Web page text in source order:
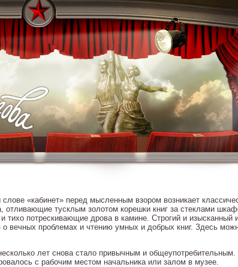
«кабинет» перед мысленным взором возникает
отливающие тусклым золотом корешки книг за стеклами
тихо потрескивающие дрова в камине. Строгий и изысканный
вечных проблемах и чтению умных и добрых книг. Здесь
лет снова стало привычным и
с рабочим местом начальника или залом в музее.